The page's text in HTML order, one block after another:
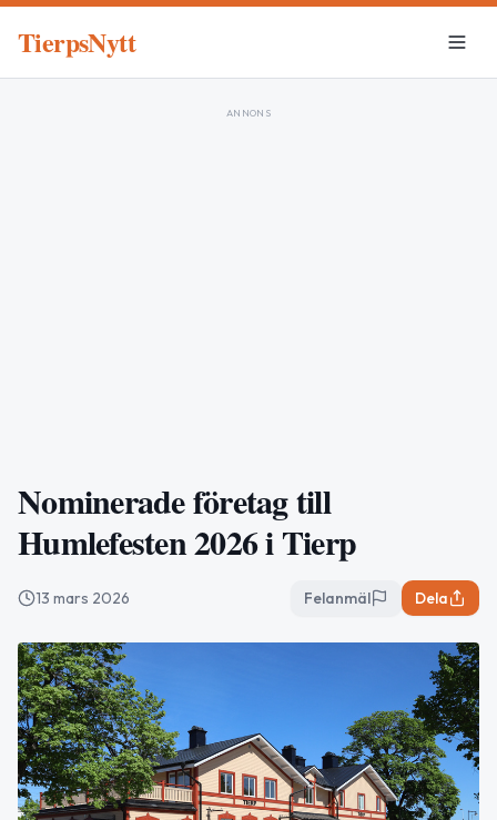
TierpsNytt
ANNONS
Nominerade företag till
Humlefesten 2026 i Tierp
13 mars 2026 Felanmäl Dela